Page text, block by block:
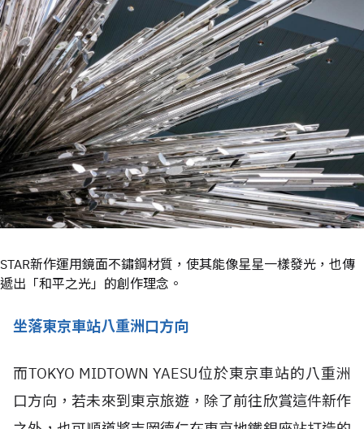
STAR新作運用鏡面不鏽鋼材質，使其能像星星一樣發光，也傳
遞出「和平之光」的創作理念。
坐落東京車站八重洲口方向
而TOKYO MIDTOWN YAESU位於東京車站的八重洲
口方向，若未來到東京旅遊，除了前往欣賞這件新作